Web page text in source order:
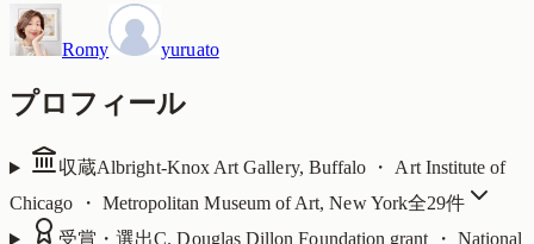
Romy yuruato
プロフィール
収蔵Albright-Knox Art Gallery, Buffalo ・ Art Institute of
Chicago ・ Metropolitan Museum of Art, New York全29件
受賞・選出C. Douglas Dillon Foundation grant ・ National